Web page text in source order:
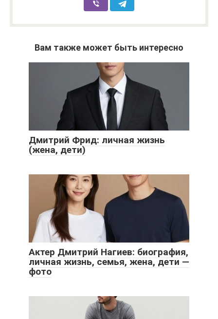
Вам также может быть интересно
Дмитрий Фрид: личная жизнь
(жена, дети)
Актер Дмитрий Нагиев: биография,
личная жизнь, семья, жена, дети —
фото